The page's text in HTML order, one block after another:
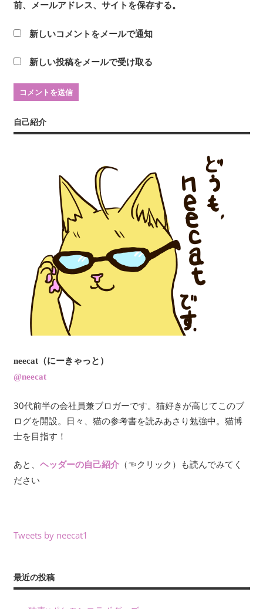
前、メールアドレス、サイトを保存する。
新しいコメントをメールで通知
新しい投稿をメールで受け取る
自己紹介
neecat（にーきゃっと）
@neecat
30代前半の会社員兼ブロガーです。猫好きが高じてこのブ
ログを開設。日々、猫の参考書を読みあさり勉強中。猫博
士を目指す！
あと、 ヘッダーの自己紹介（☜クリック）も読んでみてく
ださい
Tweets by neecat1
最近の投稿